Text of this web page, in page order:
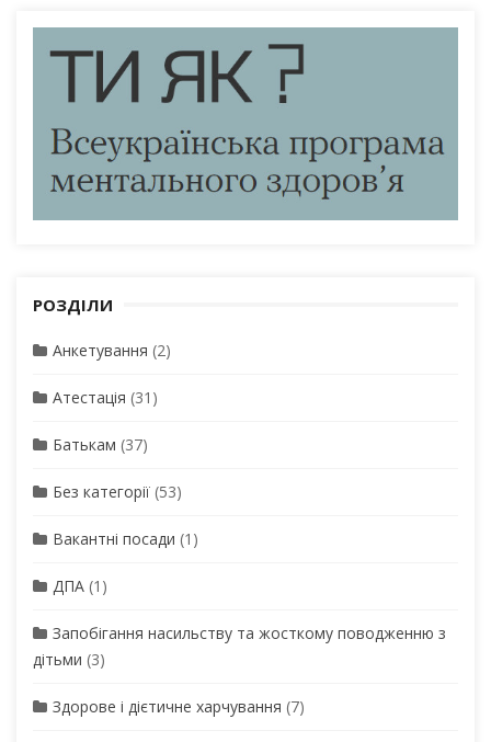
РОЗДІЛИ
Анкетування (2)
Атестація (31)
Батькам (37)
Без категорії (53)
Вакантні посади (1)
ДПА (1)
Запобігання насильству та жосткому поводженню з
дітьми (3)
Здорове і дієтичне харчування (7)